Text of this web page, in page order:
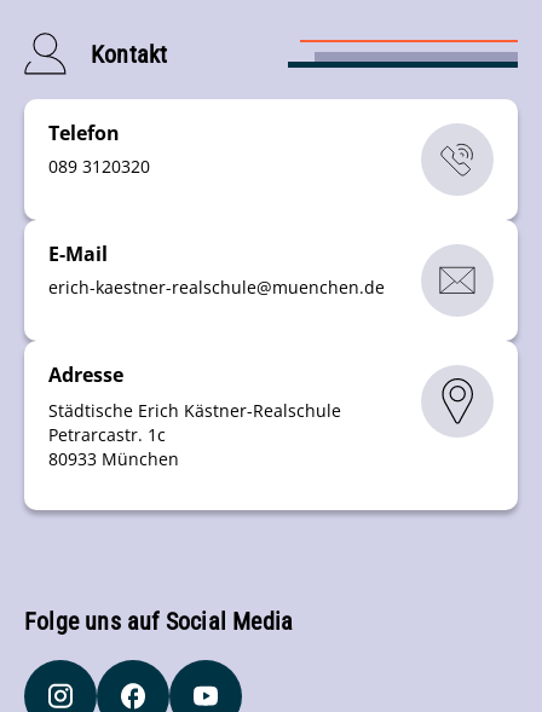
Kontakt
Telefon
089 3120320
E-Mail
erich-kaestner-realschule@muenchen.de
Adresse
Städtische Erich Kästner-Realschule
Petrarcastr. 1c
80933 München
Folge uns auf Social Media